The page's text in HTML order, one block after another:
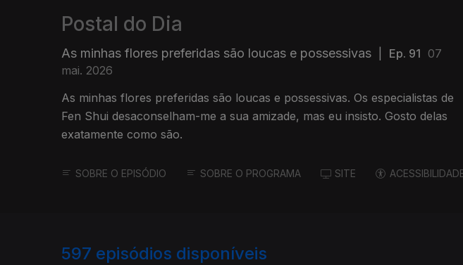
Postal do Dia
As minhas flores preferidas são loucas e possessivas Ep. 91 07
mai. 2026
As minhas flores preferidas são loucas e possessivas. Os especialistas de
Fen Shui desaconselham-me a sua amizade, mas eu insisto. Gosto delas
exatamente como são.
SOBRE O EPISÓDIO SOBRE O PROGRAMA SITE
597 episódios disponíveis